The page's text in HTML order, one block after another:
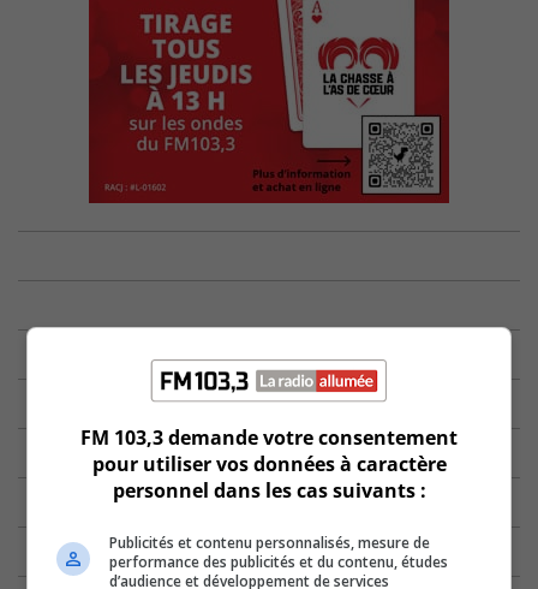
FM 103,3 demande votre consentement
pour utiliser vos données à caractère
personnel dans les cas suivants :
Publicités et contenu personnalisés, mesure de
performance des publicités et du contenu, études
d’audience et développement de services